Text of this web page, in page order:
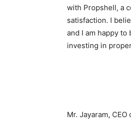
with Propshell, a
satisfaction. I
and I am happy
investing in
Mr. Jayaram,